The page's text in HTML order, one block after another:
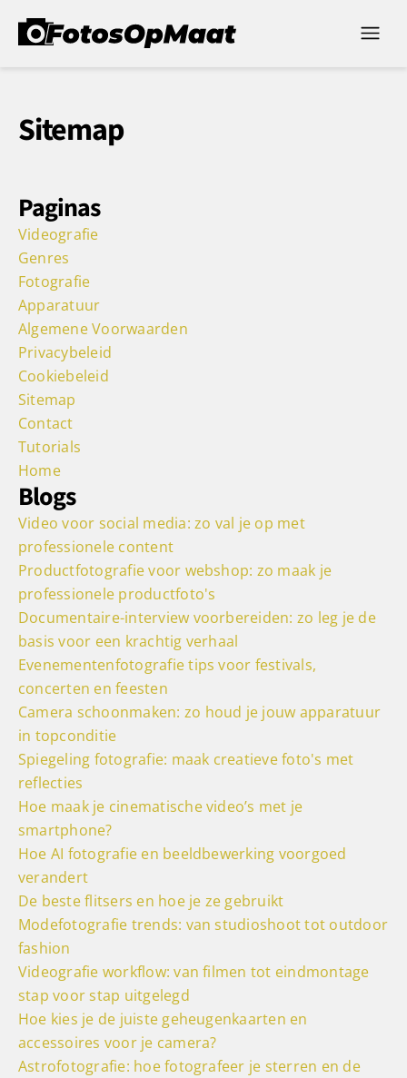
Sitemap
Paginas
Videografie
Genres
Fotografie
Apparatuur
Algemene Voorwaarden
Privacybeleid
Cookiebeleid
Sitemap
Contact
Tutorials
Home
Blogs
Video voor social media: zo val je op met
professionele content
Productfotografie voor webshop: zo maak je
professionele productfoto's
Documentaire-interview voorbereiden: zo leg je de
basis voor een krachtig verhaal
Evenementenfotografie tips voor festivals,
concerten en feesten
Camera schoonmaken: zo houd je jouw apparatuur
in topconditie
Spiegeling fotografie: maak creatieve foto's met
reflecties
Hoe maak je cinematische video’s met je
smartphone?
Hoe AI fotografie en beeldbewerking voorgoed
verandert
De beste flitsers en hoe je ze gebruikt
Modefotografie trends: van studioshoot tot outdoor
fashion
Videografie workflow: van filmen tot eindmontage
stap voor stap uitgelegd
Hoe kies je de juiste geheugenkaarten en
accessoires voor je camera?
Astrofotografie: hoe fotografeer je sterren en de